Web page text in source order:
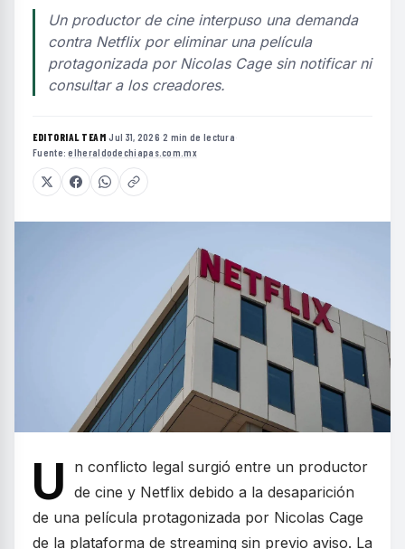
Un productor de cine interpuso una demanda
contra Netflix por eliminar una película
protagonizada por Nicolas Cage sin notificar ni
consultar a los creadores.
EDITORIAL TEAM·Jul 31, 2026·2 min de lectura·
Fuente:elheraldodechiapas.com.mx
U
n conflicto legal surgió entre un productor
de cine y Netflix debido a la desaparición
de una película protagonizada por Nicolas Cage
de la plataforma de streaming sin previo aviso. La